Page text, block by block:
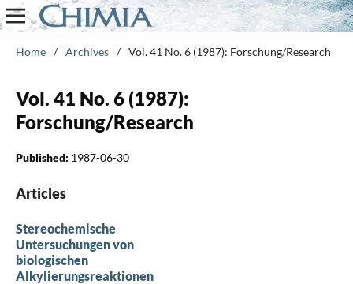
Home / Archives / Vol. 41 No. 6 (1987): Forschung/Research
Vol. 41 No. 6 (1987):
Forschung/Research
Published: 1987-06-30
Articles
Stereochemische
Untersuchungen von
biologischen
Alkylierungsreaktionen